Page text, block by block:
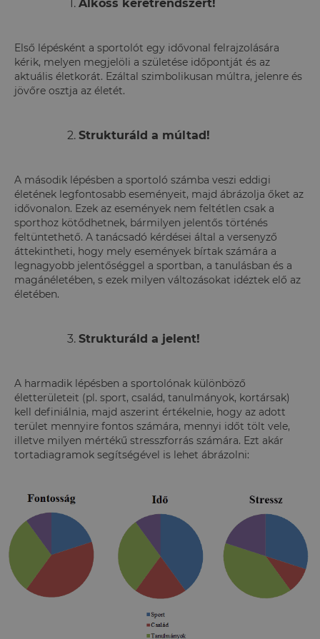
Alkoss keretrendszert!
Első lépésként a sportolót egy idővonal felrajzolására
kérik, melyen megjelöli a születése időpontját és az
aktuális életkorát. Ezáltal szimbolikusan múltra, jelenre és
jövőre osztja az életét.
Strukturáld a múltad!
A második lépésben a sportoló számba veszi eddigi
életének legfontosabb eseményeit, majd ábrázolja őket az
idővonalon. Ezek az események nem feltétlen csak a
sporthoz kötődhetnek, bármilyen jelentős történés
feltüntethető. A tanácsadó kérdései által a versenyző
áttekintheti, hogy mely események bírtak számára a
legnagyobb jelentőséggel a sportban, a tanulásban és a
magánéletében, s ezek milyen változásokat idéztek elő az
életében.
Strukturáld a jelent!
A harmadik lépésben a sportolónak különböző
életterületeit (pl. sport, család, tanulmányok, kortársak)
kell definiálnia, majd aszerint értékelnie, hogy az adott
terület mennyire fontos számára, mennyi időt tölt vele,
illetve milyen mértékű stresszforrás számára. Ezt akár
tortadiagramok segítségével is lehet ábrázolni: